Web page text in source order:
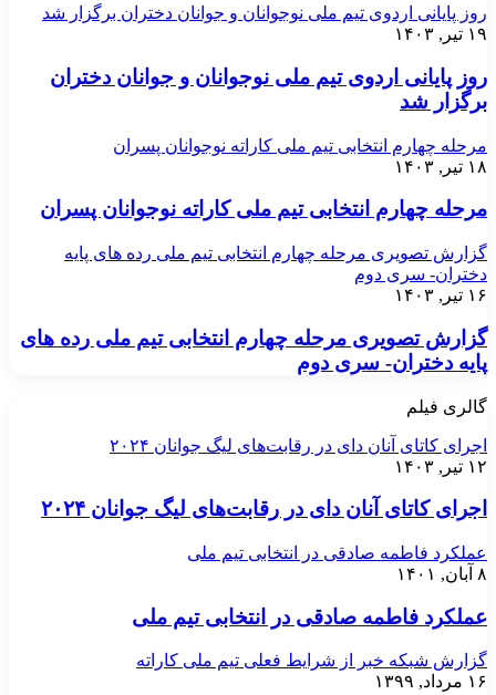
روز پایانی اردوی تیم ملی نوجوانان و جوانان دختران برگزار شد
۱۹ تیر, ۱۴۰۳
روز پایانی اردوی تیم ملی نوجوانان و جوانان دختران
برگزار شد
مرحله چهارم انتخابی تیم ملی کاراته نوجوانان پسران
۱۸ تیر, ۱۴۰۳
مرحله چهارم انتخابی تیم ملی کاراته نوجوانان پسران
گزارش تصویری مرحله چهارم انتخابی تیم ملی رده های پایه
دختران- سری دوم
۱۶ تیر, ۱۴۰۳
گزارش تصویری مرحله چهارم انتخابی تیم ملی رده های
پایه دختران- سری دوم
گالری فیلم
اجرای کاتای آنان دای در رقابت‌های لیگ جوانان ۲۰۲۴
۱۲ تیر, ۱۴۰۳
اجرای کاتای آنان دای در رقابت‌های لیگ جوانان ۲۰۲۴
عملکرد فاطمه صادقی در انتخابی تیم ملی
۸ آبان, ۱۴۰۱
عملکرد فاطمه صادقی در انتخابی تیم ملی
گزارش شبکه خبر از شرایط فعلی تیم ملی کاراته
۱۶ مرداد, ۱۳۹۹